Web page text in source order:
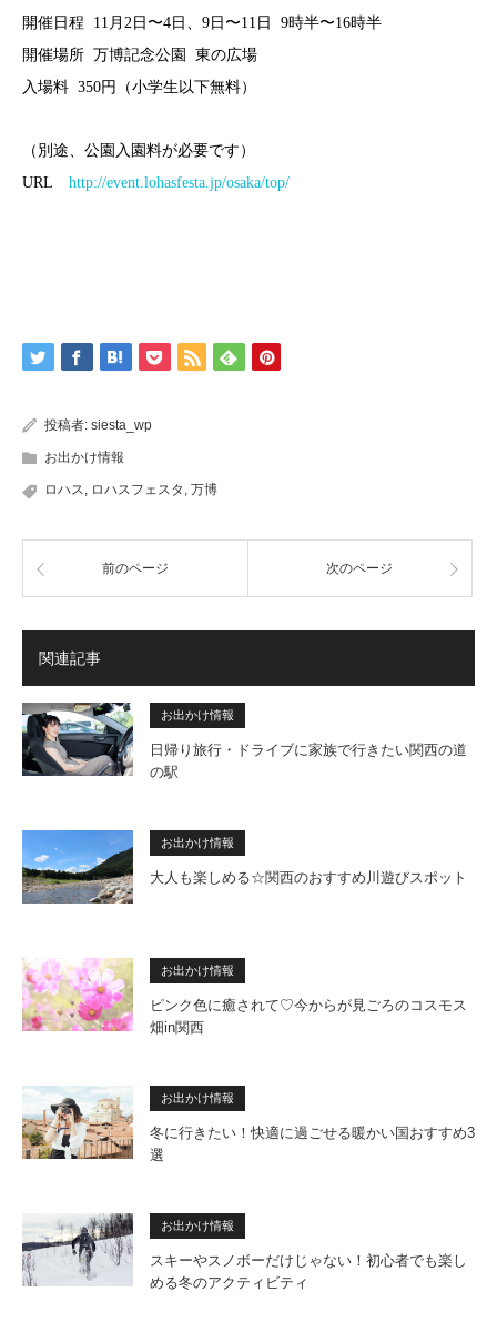
開催日程 11 月 2 日〜4日、 9日〜11 日 9時半〜16時半
開催場所 万博記念公園
東の広場
入場料 350円（小学生以下無料）
（別途、公園入園料が必要です）
URL
http://event.lohasfesta.jp/osaka/top/
投稿者: siesta_wp
お出かけ情報
ロハス ロハスフェスタ 万博
前のページ 次のページ
関連記事
お出かけ情報
日帰り旅行・ドライブに家族で行きたい関西の道
の駅
お出かけ情報
大人も楽しめる☆関西のおすすめ川遊びスポット
お出かけ情報
ピンク色に癒されて♡今からが見ごろのコスモス
畑in関西
お出かけ情報
冬に行きたい！快適に過ごせる暖かい国おすすめ3
選
お出かけ情報
スキーやスノボーだけじゃない！初心者でも楽し
める冬のアクティビティ